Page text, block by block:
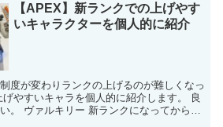
【APEX】新ランクでの上げやす
いキャラクターを個人的に紹介
度が変わりランクの上げるのが難しくなっ
やすいキャラを個人的に紹介します。 良
。 ヴァルキリー 新ランクになってからマ